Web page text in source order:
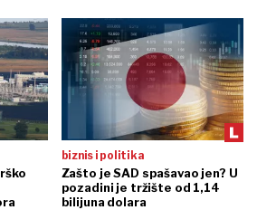
biznis i politika
Zašto je SAD spašavao jen? U
pozadini je tržište od 1,14
bilijuna dolara